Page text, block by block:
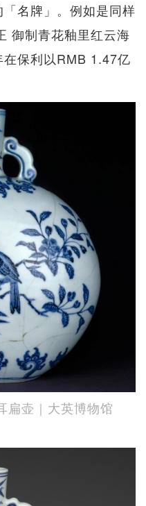
名牌」。例如是同样
御制青花釉里红云海
保利以RMB 1.47亿
扁壶｜大英博物馆